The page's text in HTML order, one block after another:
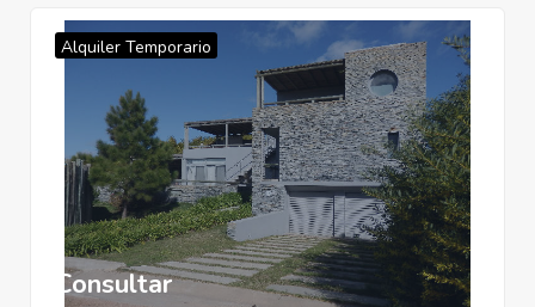
Alquiler Temporario
Consultar